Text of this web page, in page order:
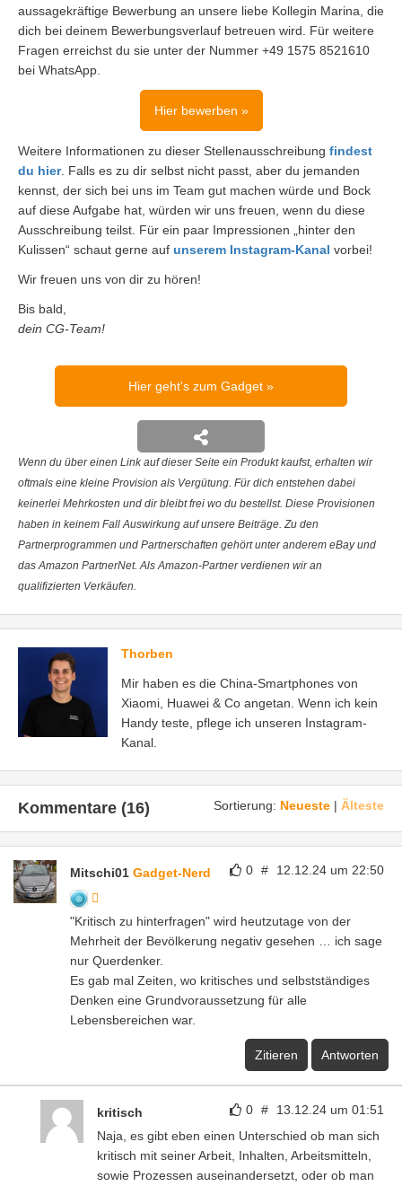
aussagekräftige Bewerbung an unsere liebe Kollegin Marina, die
dich bei deinem Bewerbungsverlauf betreuen wird. Für weitere
Fragen erreichst du sie unter der Nummer +49 1575 8521610
bei WhatsApp.
Hier bewerben »
Weitere Informationen zu dieser Stellenausschreibung findest
du hier. Falls es zu dir selbst nicht passt, aber du jemanden
kennst, der sich bei uns im Team gut machen würde und Bock
auf diese Aufgabe hat, würden wir uns freuen, wenn du diese
Ausschreibung teilst. Für ein paar Impressionen „hinter den
Kulissen“ schaut gerne auf unserem Instagram-Kanal vorbei!
Wir freuen uns von dir zu hören!
Bis bald,
dein CG-Team!
Hier geht's zum Gadget
Wenn du über einen Link auf dieser Seite ein Produkt kaufst, erhalten wir
oftmals eine kleine Provision als Vergütung. Für dich entstehen dabei
keinerlei Mehrkosten und dir bleibt frei wo du bestellst. Diese Provisionen
haben in keinem Fall Auswirkung auf unsere Beiträge. Zu den
Partnerprogrammen und Partnerschaften gehört unter anderem eBay und
das Amazon PartnerNet. Als Amazon-Partner verdienen wir an
qualifizierten Verkäufen.
Thorben
Mir haben es die China-Smartphones von
Xiaomi, Huawei & Co angetan. Wenn ich kein
Handy teste, pflege ich unseren Instagram-
Kanal.
Sortierung: Neueste | Älteste
Kommentare (16)
0 # 12.12.24 um 22:50
Mitschi01 Gadget-Nerd
"Kritisch zu hinterfragen" wird heutzutage von der
Mehrheit der Bevölkerung negativ gesehen … ich sage
nur Querdenker.
Es gab mal Zeiten, wo kritisches und selbstständiges
Denken eine Grundvoraussetzung für alle
Lebensbereichen war.
Zitieren Antworten
0 # 13.12.24 um 01:51
kritisch
Naja, es gibt eben einen Unterschied ob man sich
kritisch mit seiner Arbeit, Inhalten, Arbeitsmitteln,
sowie Prozessen auseinandersetzt, oder ob man